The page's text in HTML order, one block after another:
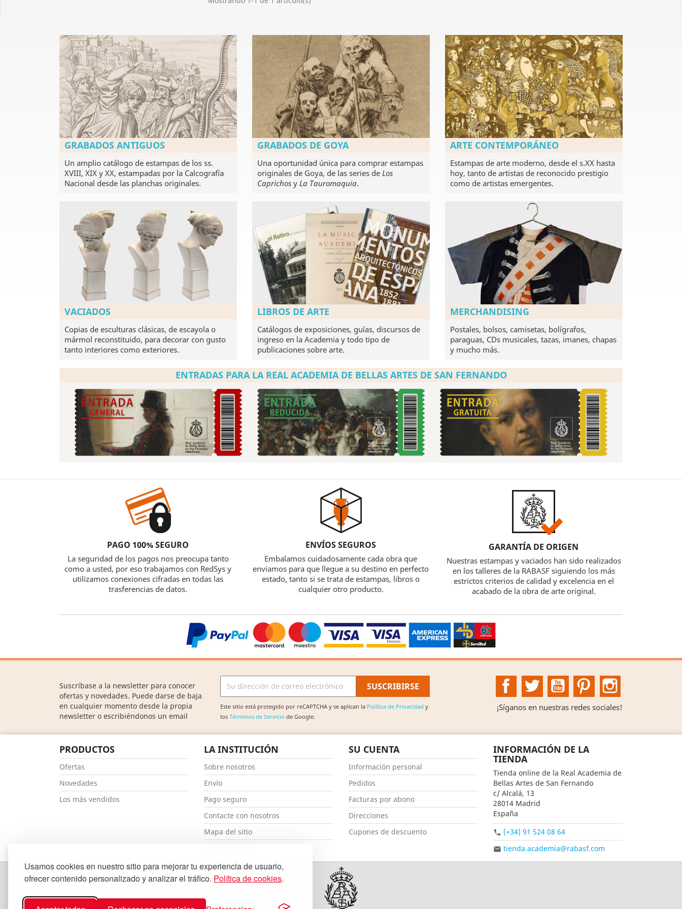
Usamos cookies en nuestro sitio para mejorar tu experiencia de usuario,
ofrecer contenido personalizado y analizar el tráfico. Política de cookies.
GRABADOS ANTIGUOS
Un amplio catálogo de estampas de los ss.
XVIII, XIX y XX, estampadas por la Calcografía
Nacional desde las planchas originales.
GRABADOS DE GOYA
Una oportunidad única para comprar estampas
originales de Goya, de las series de Los
Caprichosy La Tauromaquia.
ARTE CONTEMPORÁNEO
Estampas de arte moderno, desde el s.XX hasta
hoy, tanto de artistas de reconocido prestigio
como de artistas emergentes.
VACIADOS
Copias de esculturas clásicas, de escayola o
mármol reconstituido, para decorar con gusto
tanto interiores como exteriores.
LIBROS DE ARTE
Catálogos de exposiciones, guías, discursos de
ingreso en la Academia y todo tipo de
publicaciones sobre arte.
MERCHANDISING
Postales, bolsos, camisetas, bolígrafos,
paraguas, CDs musicales, tazas, imanes, chapas
y mucho más.
ENTRADAS PARA LA REAL ACADEMIA DE BELLAS ARTES DE SAN FERNANDO
PAGO 100% SEGURO
La seguridad de los pagos nos preocupa tanto
como a usted, por eso trabajamos con RedSys y
utilizamos conexiones cifradas en todas las
trasferencias de datos.
ENVÍOS SEGUROS
Embalamos cuidadosamente cada obra que
enviamos para que llegue a su destino en perfecto
estado, tanto si se trata de estampas, libros o
cualquier otro producto.
GARANTÍA DE ORIGEN
Nuestras estampas y vaciados han sido realizados
en los talleres de la RABASF siguiendo los más
estrictos criterios de calidad y excelencia en el
acabado de la obra de arte original.
Suscríbase a la newsletter para conocer
ofertas y novedades. Puede darse de baja
en cualquier momento desde la propia
newsletter o escribiéndonos un email
Este sitio está protegido por reCAPTCHA y se aplican la Política de Privacidad y
los Términos de Servicio de Google.
FacebookTwitter YouTubePinterest
¡Síganos en nuestras redes sociales!
PRODUCTOS
Ofertas
Novedades
Los más vendidos
LA INSTITUCIÓN
Sobre nosotros
Envío
Pago seguro
Contacte con nosotros
Mapa del sitio
SU CUENTA
Información personal
Pedidos
Facturas por abono
Direcciones
Cupones de descuento
INFORMACIÓN DE LA
TIENDA
Tienda online de la Real Academia de
Bellas Artes de San Fernando
c/ Alcalá, 13
28014 Madrid
España
 (+34) 91 524 08 64
 tienda.academia@rabasf.com